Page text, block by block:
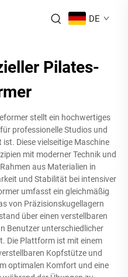
DE
Pilates-
stellt ein hochwertiges
professionelle Studios und
Diese vielseitige Maschine
mit moderner Technik und
aus Materialien in
und Stabilität bei intensiver
umfasst ein gleichmäßig
von Präzisionskugellagern
über einen verstellbaren
Benutzer unterschiedlicher
Die Plattform ist mit einem
Kopfstütze und
optimalen Komfort und eine